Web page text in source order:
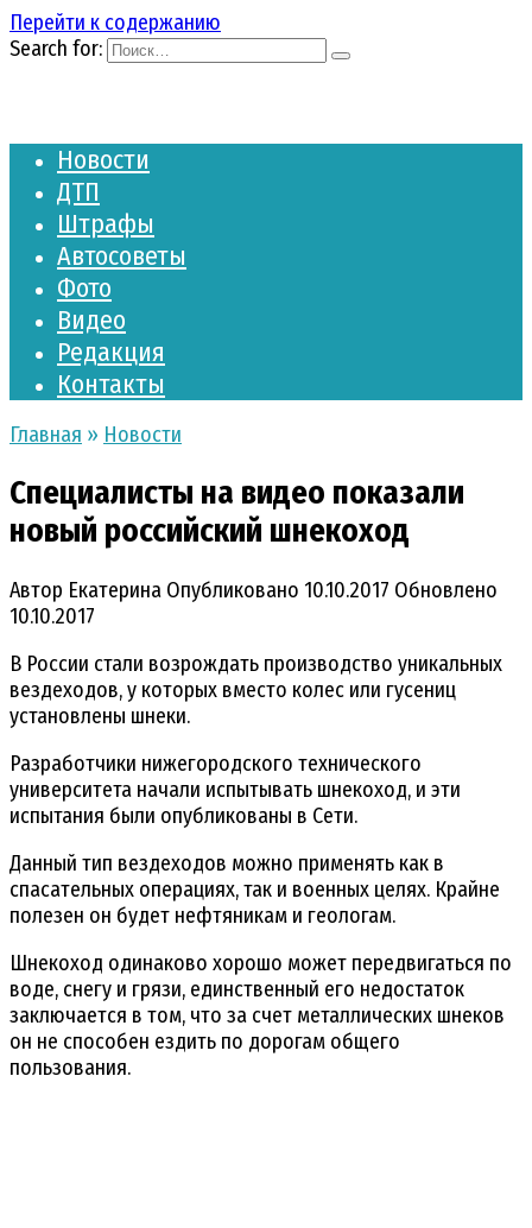
Перейти к содержанию
Search for:
Новости
ДТП
Штрафы
Автосоветы
Фото
Видео
Редакция
Контакты
Главная » Новости
Специалисты на видео показали
новый российский шнекоход
Автор Екатерина Опубликовано 10.10.2017 Обновлено
10.10.2017
В России стали возрождать производство уникальных
вездеходов, у которых вместо колес или гусениц
установлены шнеки.
Разработчики нижегородского технического
университета начали испытывать шнекоход, и эти
испытания были опубликованы в Сети.
Данный тип вездеходов можно применять как в
спасательных операциях, так и военных целях. Крайне
полезен он будет нефтяникам и геологам.
Шнекоход одинаково хорошо может передвигаться по
воде, снегу и грязи, единственный его недостаток
заключается в том, что за счет металлических шнеков
он не способен ездить по дорогам общего
пользования.